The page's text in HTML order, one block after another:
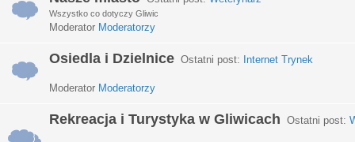
Wszystko co dotyczy Gliwic
Moderator Moderatorzy
Osiedla i Dzielnice Ostatni post: Internet Trynek
Moderator Moderatorzy
Rekreacja i Turystyka w Gliwicach Ostatni post: